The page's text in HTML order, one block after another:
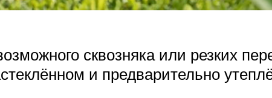
сквозняка или резких
и предварительно